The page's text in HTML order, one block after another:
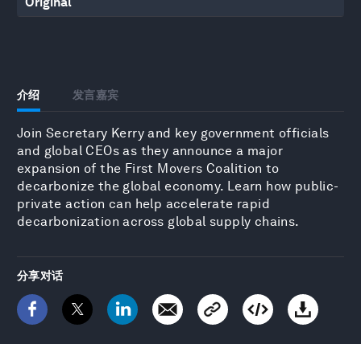
介绍 发言嘉宾
Join Secretary Kerry and key government officials
and global CEOs as they announce a major
expansion of the First Movers Coalition to
decarbonize the global economy. Learn how public-
private action can help accelerate rapid
decarbonization across global supply chains.
分享对话